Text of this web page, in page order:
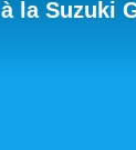
la Suzuki